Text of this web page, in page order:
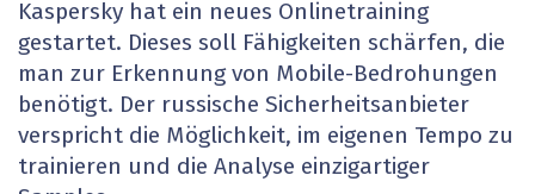
Kaspersky hat ein neues Onlinetraining
gestartet. Dieses soll Fähigkeiten schärfen, die
man zur Erkennung von Mobile-Bedrohungen
benötigt. Der russische Sicherheitsanbieter
verspricht die Möglichkeit, im eigenen Tempo zu
trainieren und die Analyse einzigartiger